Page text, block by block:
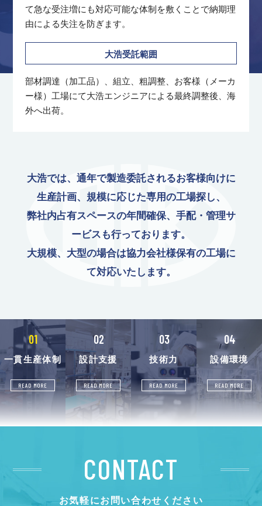
て急な受注増にも対応可能な体制を敷くことで納期理
由による失注を防ぎます。
大浩受託範囲
部材調達（加工品）、組立、粗調整、お客様（メーカ
ー様）工場にて大浩エンジニアによる最終調整後、海
外へ出荷。
大浩では、通年で製造委託されるお客様向けに
生産計画、規模に応じた専用の工場探し、
弊社内占有スペースの年間確保、手配・管理サ
ービスも行っております。
大規模、大型の場合は協力会社様保有の工場に
て対応いたします。
01
一貫生産体制
READ MORE
02
設計支援
READ MORE
03
技術力
READ MORE
04
設備環境
READ MORE
CONTACT
お気軽にお問い合わせください